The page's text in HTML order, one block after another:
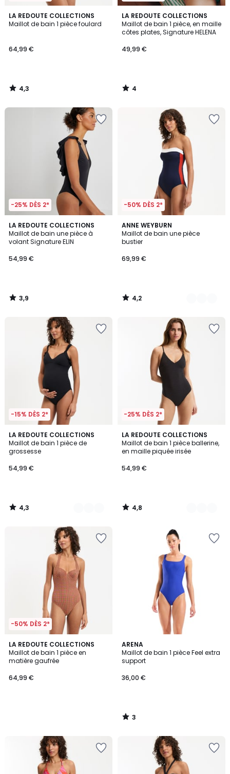
LA REDOUTE COLLECTIONS
Maillot de bain 1 pièce foulard
64,99 €
4,3
/ 5
4,3
/
LA REDOUTE COLLECTIONS
Maillot de bain 1 pièce, en maille
côtes plates, Signature HELENA
49,99 €
4
/
5
4
/
-25% DÈS 2*
LA REDOUTE COLLECTIONS
Maillot de bain une pièce à
volant Signature ELIN
54,99 €
3,9
/ 5
3,9
/
-50% DÈS 2*
ANNE WEYBURN
Maillot de bain une pièce
bustier
69,99 €
4,2
/ 5
2
Couleurs
4,2
/
-15% DÈS 2*
LA REDOUTE COLLECTIONS
Maillot de bain 1 pièce de
grossesse
54,99 €
4,3
/ 5
2
Couleurs
4,3
/
-25% DÈS 2*
LA REDOUTE COLLECTIONS
Maillot de bain 1 pièce ballerine,
en maille piquée irisée
54,99 €
4,8
/ 5
2
Couleurs
4,8
/
-50% DÈS 2*
LA REDOUTE COLLECTIONS
Maillot de bain 1 pièce en
matière gaufrée
64,99 €
ARENA
Maillot de bain 1 pièce Feel extra
support
36,00 €
3
/
5
3
/